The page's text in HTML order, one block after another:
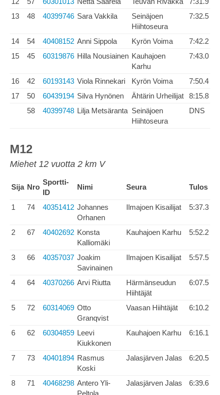
13
48 40399746 Sara Vakkila
Seinäjoen
Hiihtoseura
7:32.5
14 54 40408152 Anni Sippola Kyrön Voima
7:42.2
15
45 60319876 Hilla Nousiainen Kauhajoen
Karhu
7:43.0
16 42 60193143 Viola Rinnekari Kyrön Voima
7:50.4
17
50 60439194 Silva Hynönen Ähtärin Urheilijat
8:15.8
58
40399748 Lilja Metsäranta Seinäjoen
Hiihtoseura
DNS
M12
Miehet 12 vuotta 2 km V
Sija Nro
Sportti-
ID
Nimi Seura Tulos
1 74 40351412 Johannes
Orhanen
Ilmajoen Kisailijat 5:37.3
2 67 40402692 Konsta
Kalliomäki
Kauhajoen Karhu 5:52.2
3 66 40357037 Joakim
Savinainen
Ilmajoen Kisailijat 5:57.5
4 64 40370266 Arvi Riutta
Härmänseudun
Hiihtäjät
6:07.5
5 72 60314069 Otto
Granqvist
Vaasan Hiihtäjät 6:10.2
6 62 60304859 Leevi
Kiukkonen
Kauhajoen Karhu 6:16.1
7 73 40401894 Rasmus
Koski
Jalasjärven Jalas 6:20.5
8 71 40468298 Antero Yli-
Peltola
Jalasjärven Jalas 6:39.6